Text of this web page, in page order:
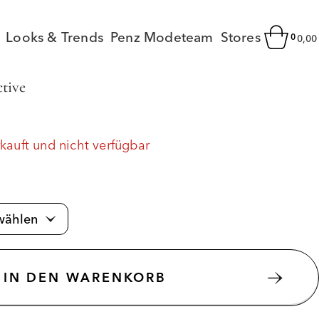
Looks & Trends Penz Modeteam Stores 0
und nicht verfügbar
IN DEN WARENKORB